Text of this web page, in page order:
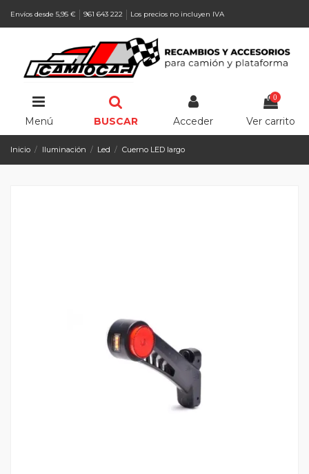
Envíos desde 5,95 € 961 643 222 Los precios no incluyen IVA
Menú BUSCAR Acceder
0
Ver carrito
Inicio Iluminación Led Cuerno LED largo